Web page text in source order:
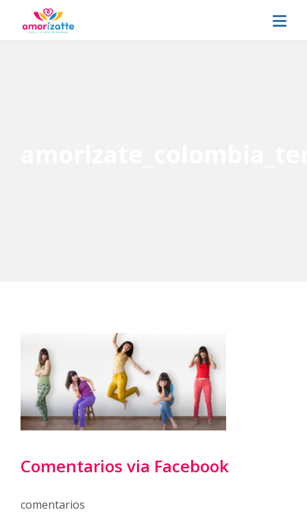
Comentarios via Facebook
comentarios